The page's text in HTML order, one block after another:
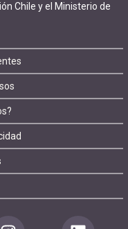
Chile y el Ministerio de